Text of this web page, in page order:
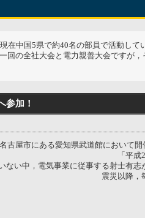
在中国5県で約40名の部員で活動して
回の全社大会と電力親善大会ですが
参加！
古屋市にある愛知県武道館において開
全国弓道大会」
ない中，電気事業に従事する射士有志
年開催され